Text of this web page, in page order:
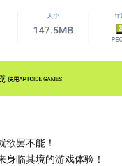
罢不能！
临其境的游戏体验！